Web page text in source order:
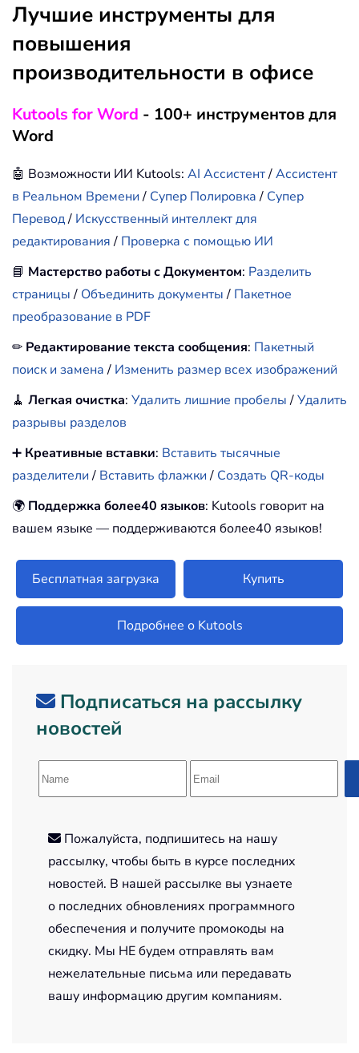
Лучшие инструменты для
повышения
производительности в офисе
Kutools for Word - 100+ инструментов для
Word
🤖 Возможности ИИ Kutools: AI Ассистент/Ассистент
в Реальном Времени/ Супер Полировка/ Супер
Перевод/ Искусственный интеллект для
редактирования/ Проверка с помощью ИИ
📘 Мастерство работы с Документом: Разделить
страницы/ Объединить документы/ Пакетное
преобразование в PDF
✏ Редактирование текста сообщения: Пакетный
поиск и замена/ Изменить размер всех изображений
🧹 Легкая очистка: Удалить лишние пробелы/Удалить
разрывы разделов
➕ Креативные вставки: Вставить тысячные
разделители/ Вставить флажки/ Создать QR-коды
🌍 Поддержка более40 языков: Kutools говорит на
вашем языке — поддерживаются более40 языков!
Бесплатная загрузка Купить
Подробнее о Kutools
Подписаться на рассылку
новостей
Пожалуйста, подпишитесь на нашу
рассылку, чтобы быть в курсе последних
новостей. В нашей рассылке вы узнаете
о последних обновлениях программного
обеспечения и получите промокоды на
скидку. Мы НЕ будем отправлять вам
нежелательные письма или передавать
вашу информацию другим компаниям.